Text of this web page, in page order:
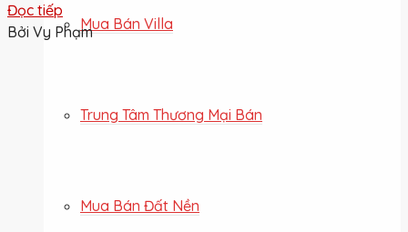
Mua Bán Villa
Trung Tâm Thương Mại Bán
Mua Bán Đất Nền
Đọc tiếp
Bởi Vy Phạm